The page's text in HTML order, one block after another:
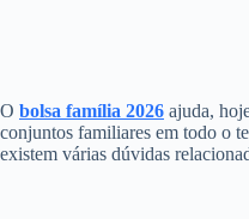
O bolsa família 2026 ajuda,
conjuntos familiares em todo o
existem várias dúvidas